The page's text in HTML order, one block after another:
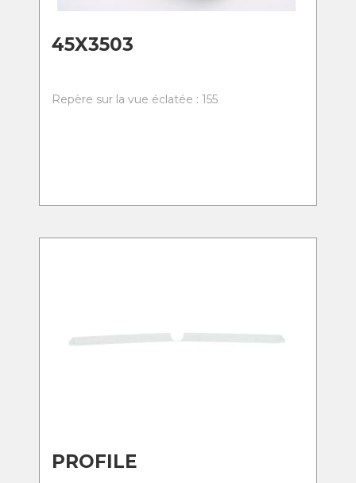
45X3503
Repère sur la vue éclatée : 155
PROFILE